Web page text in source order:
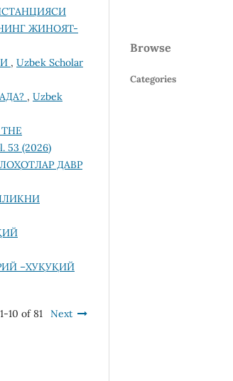
ЖИНОЯТ-
, Uzbek Scholar
, Uzbek
53 (2026)
ДАВР
–ХУҚУҚИЙ
1-10 of 81 Next
Browse
Categories